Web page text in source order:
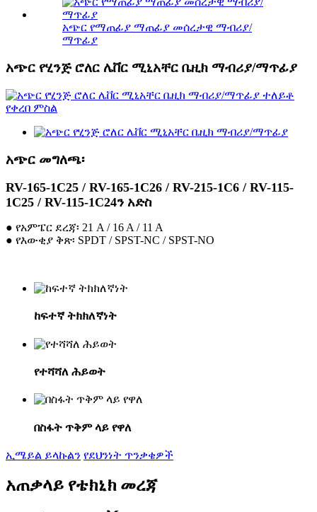
አጭር የማጠፊያ ማጠፊያ መሰረታዊ ማብሪያ/
ማጥፊያ
አጭር የሂንጅ ሮለር ሌቨር ሚኒአቸር ቤዚክ ማብሪያ/ማጥፊያ
አጭር መግለጫ፡
RV-165-1C25 / RV-165-1C26 / RV-215-1C6 / RV-115-
1C25 / RV-115-1C24ን አድስ
● የአምፔር ደረጃ፡ 21 A / 16 A / 11 A
● የእውቂያ ቅጽ፡ SPDT / SPST-NC / SPST-NO
ከፍተኛ ትክክለኛነት
የተሻሻለ ሕይወት
በስፋት ጥቅም ላይ የዋለ
ኢሜይል ይላኩልን የደህንነት ጥንቃቄዎች
አጠቃላይ የቴክኒክ መረጃ